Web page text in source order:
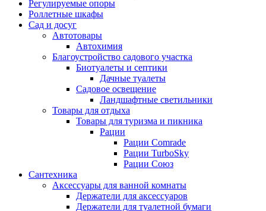
Регулируемые опоры
Роллетные шкафы
Сад и досуг
Автотовары
Автохимия
Благоустройство садового участка
Биотуалеты и септики
Дачные туалеты
Садовое освещение
Ландшафтные светильники
Товары для отдыха
Товары для туризма и пикника
Рации
Рации Comrade
Рации TurboSky
Рации Союз
Сантехника
Аксессуары для ванной комнаты
Держатели для аксессуаров
Держатели для туалетной бумаги